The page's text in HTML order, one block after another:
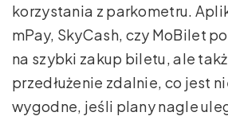
korzystania z parkometru.
mPay, SkyCash, czy MoBilet
na szybki zakup biletu, ale
przedłużenie zdalnie, co jest
wygodne, jeśli plany nagle